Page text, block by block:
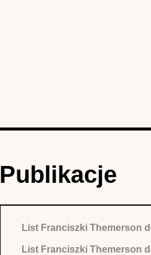
Publikacje
List Franciszki Themerson
List Franciszki Themerson